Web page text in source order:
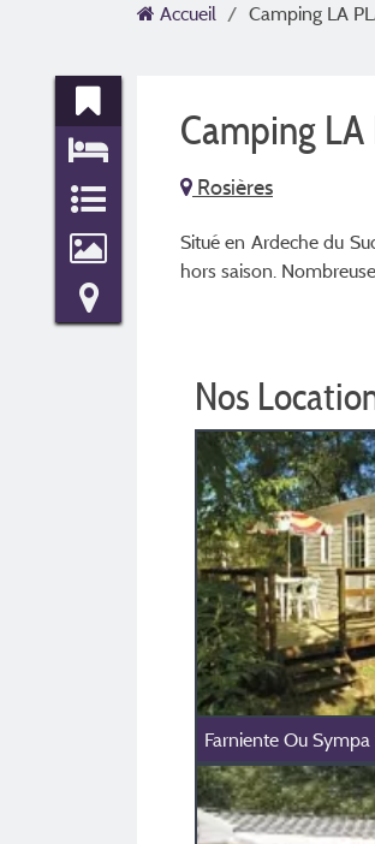
Accueil Camping LA
Camping LA
Rosières
Situé en Ardeche du
hors saison.
Nos
Farniente Ou Sympa